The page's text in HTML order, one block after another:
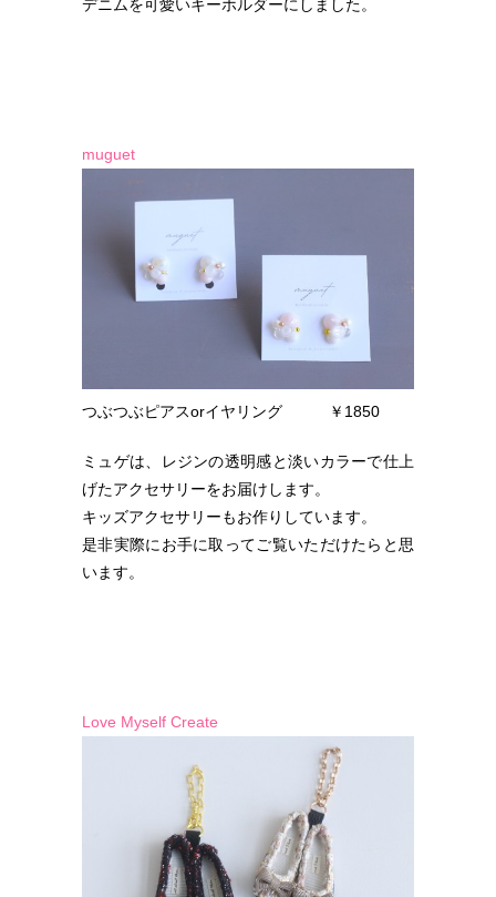
デニムを可愛いキーホルダーにしました。
muguet
つぶつぶピアスorイヤリング ￥1850
ミュゲは、レジンの透明感と淡いカラーで仕上
げたアクセサリーをお届けします。
キッズアクセサリーもお作りしています。
是非実際にお手に取ってご覧いただけたらと思
います。
Love Myself Create